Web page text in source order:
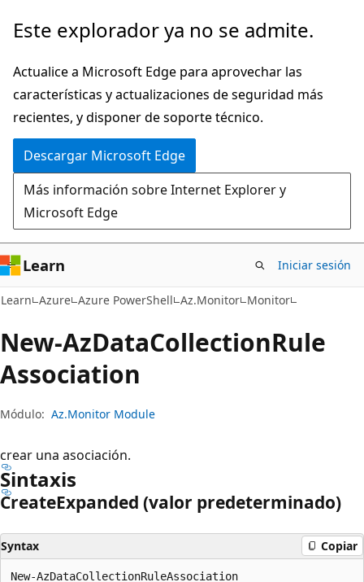
Ir
contenido
principal
Ir
la
navegación
en
la
página
Este explorador ya no se admite.
Actualice a Microsoft Edge para aprovechar las
características y actualizaciones de seguridad más
recientes, y disponer de soporte técnico.
Descargar Microsoft Edge
Más información sobre Internet Explorer y
Microsoft Edge
Learn Iniciar sesión
Learn Azure Azure PowerShell Az.Monitor Monitor
New-AzDataCollectionRule
Association
Módulo: Az.Monitor Module
crear una asociación.
Sintaxis
CreateExpanded (valor predeterminado)
Syntax Copiar
New-AzDataCollectionRuleAssociation